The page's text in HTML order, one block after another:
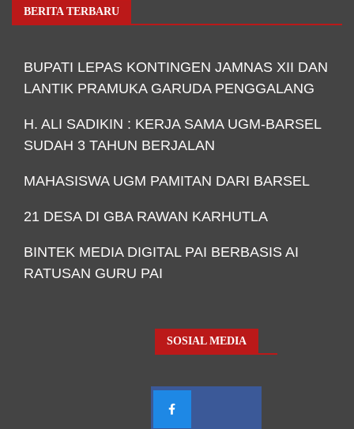
BERITA TERBARU
BUPATI LEPAS KONTINGEN JAMNAS XII DAN
LANTIK PRAMUKA GARUDA PENGGALANG
H. ALI SADIKIN : KERJA SAMA UGM-BARSEL
SUDAH 3 TAHUN BERJALAN
MAHASISWA UGM PAMITAN DARI BARSEL
21 DESA DI GBA RAWAN KARHUTLA
BINTEK MEDIA DIGITAL PAI BERBASIS AI
RATUSAN GURU PAI
SOSIAL MEDIA